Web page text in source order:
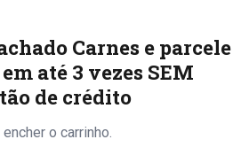
Carnes e parcele
até 3 vezes SEM
de crédito
o carrinho.